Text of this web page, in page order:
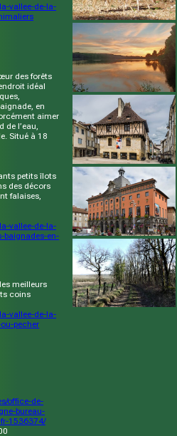
vallee-de-la-
des forêts
idéal
en
aimer
de l’eau,
Situé à 18
petits îlots
des décors
falaises,
vallee-de-la-
baignades-en-
meilleurs
coins
vallee-de-la-
pecher
office-de-
bureau-
1536374/